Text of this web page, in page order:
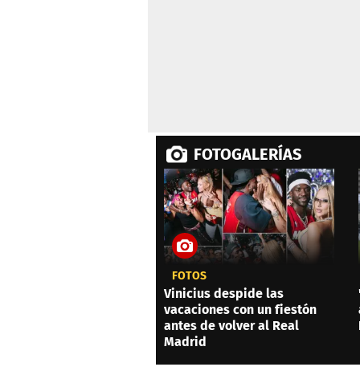
FOTOGALERÍAS
FOTOS
Vinicius despide las
vacaciones con un fiestón
antes de volver al Real
Madrid